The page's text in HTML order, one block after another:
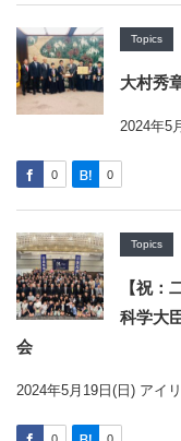
Topics
大村秀
2024年5
0 0
Topics
【祝：
科学大
会
2024年5月19日(日) アイ